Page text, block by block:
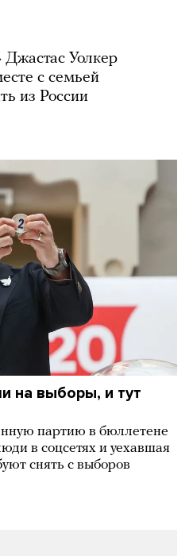
Уолкер
с семьей
из России
на выборы, и тут
партию в бюллетене
в соцсетях и уехавшая
снять с выборов